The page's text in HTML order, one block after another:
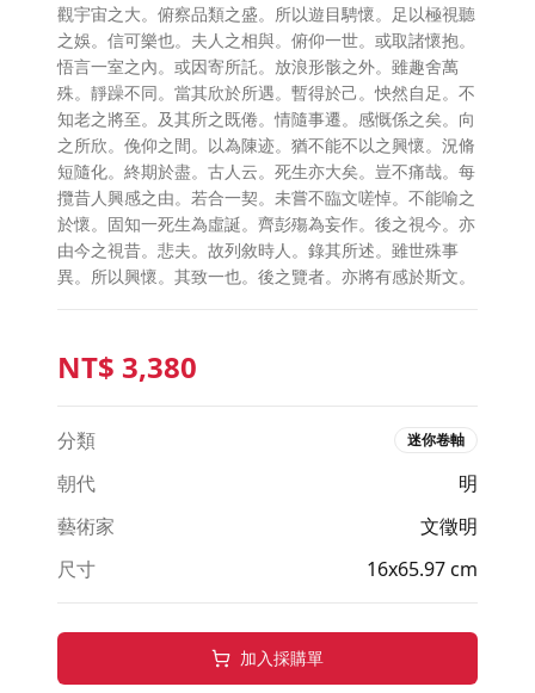
觀宇宙之大。俯察品類之盛。所以遊目騁懷。足以極視聽
之娛。信可樂也。夫人之相與。俯仰一世。或取諸懷抱。
悟言一室之內。或因寄所託。放浪形骸之外。雖趣舍萬
殊。靜躁不同。當其欣於所遇。暫得於己。怏然自足。不
知老之將至。及其所之既倦。情隨事遷。感慨係之矣。向
之所欣。俛仰之間。以為陳迹。猶不能不以之興懷。況脩
短隨化。終期於盡。古人云。死生亦大矣。豈不痛哉。每
攬昔人興感之由。若合一契。未嘗不臨文嗟悼。不能喻之
於懷。固知一死生為虛誕。齊彭殤為妄作。後之視今。亦
由今之視昔。悲夫。故列敘時人。錄其所述。雖世殊事
異。所以興懷。其致一也。後之覽者。亦將有感於斯文。
NT$ 3,380
分類 迷你卷軸
朝代
明
藝術家
文徵明
尺寸
16x65.97 cm
加入採購單